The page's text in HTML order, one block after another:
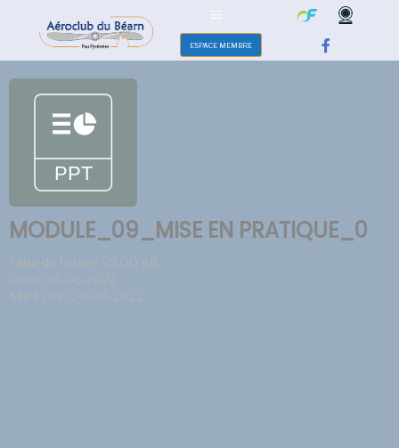
ESPACE MEMBRE
MODULE_09_MISE EN PRATIQUE_0
Taille du fichier: 99.00 KB
Créé: 08-06-2022
Mis à jour: 08-06-2022